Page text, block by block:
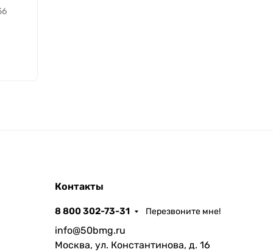
Контакты
8 800 302-73-31 Перезвоните мне!
info@50bmg.ru
Москва, ул. Константинова, д. 16